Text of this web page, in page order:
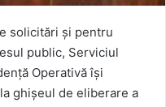
solicitări și pentru
public, Serviciul
Operativă își
ghișeul de eliberare a